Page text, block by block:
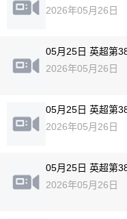
2026年05月26日
05月25日 英超第
2026年05月26日
05月25日 英超第
2026年05月26日
05月25日 英超第
2026年05月26日